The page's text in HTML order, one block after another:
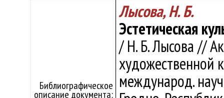
Библиографическое
описание документа:
Лысова, Н. Б.
Эстетическая
/ Н. Б. Лысова //
художественной
международ.